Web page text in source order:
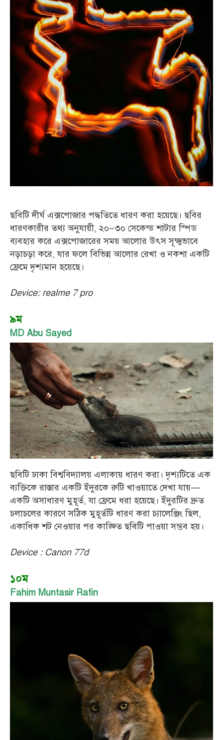
ছবিটি দীর্ঘ এক্সপোজার পদ্ধতিতে ধারণ করা হয়েছে। ছবির
ধারণকারীর তথ্য অনুযায়ী, ২০–৩০ সেকেন্ড শাটার স্পিড
ব্যবহার করে এক্সপোজারের সময় আলোর উৎস সূক্ষ্মভাবে
নড়াচড়া করে, যার ফলে বিভিন্ন আলোর রেখা ও নকশা একটি
ফ্রেমে দৃশ্যমান হয়েছে।
Device: realme 7 pro
৯ম
MD Abu Sayed
ছবিটি ঢাকা বিশ্ববিদ্যালয় এলাকায় ধারণ করা। দৃশ্যটিতে এক
ব্যক্তিকে রাস্তার একটি ইঁদুরকে রুটি খাওয়াতে দেখা যায়—
একটি অসাধারণ মুহূর্ত, যা ফ্রেমে ধরা হয়েছে। ইঁদুরটির দ্রুত
চলাচলের কারণে সঠিক মুহূর্তটি ধারণ করা চ্যালেঞ্জিং ছিল,
একাধিক শট নেওয়ার পর কাঙ্ক্ষিত ছবিটি পাওয়া সম্ভব হয়।
Device : Canon 77d
১০ম
Fahim Muntasir Rafin